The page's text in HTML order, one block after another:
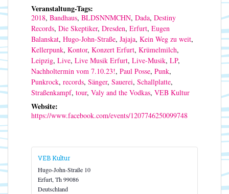
Veranstaltung-Tags:
2018, Bandhaus, BLDSNNMCHN, Dada, Destiny
Records, Die Skeptiker, Dresden, Erfurt, Eugen
Balanskat, Hugo-John-Straße, Jajaja, Kein Weg zu weit,
Kellerpunk, Kontor, Konzert Erfurt, Krümelmilch,
Leipzig, Live, Live Musik Erfurt, Live-Musik, LP,
Nachholtermin vom 7.10.23!, Paul Posse, Punk,
Punkrock, records, Sänger, Sauerei, Schallplatte,
Straßenkampf, tour, Valy and the Vodkas, VEB Kultur
Website:
https://www.facebook.com/events/1207746250099748
VEB Kultur
Hugo-John-Straße 10
Erfurt, Th99086
Deutschland